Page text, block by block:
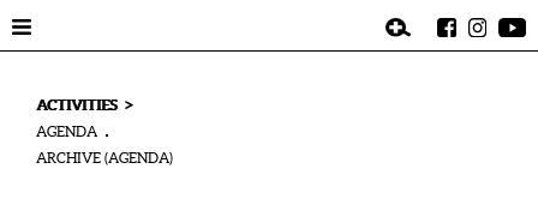
ACTIVITIES >
AGENDA
ARCHIVE (AGENDA)